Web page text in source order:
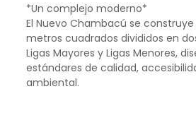
*Un complejo moderno*
El Nuevo Chambacú se
metros cuadrados divididos en
Ligas Mayores y Ligas Menores,
estándares de calidad,
ambiental.